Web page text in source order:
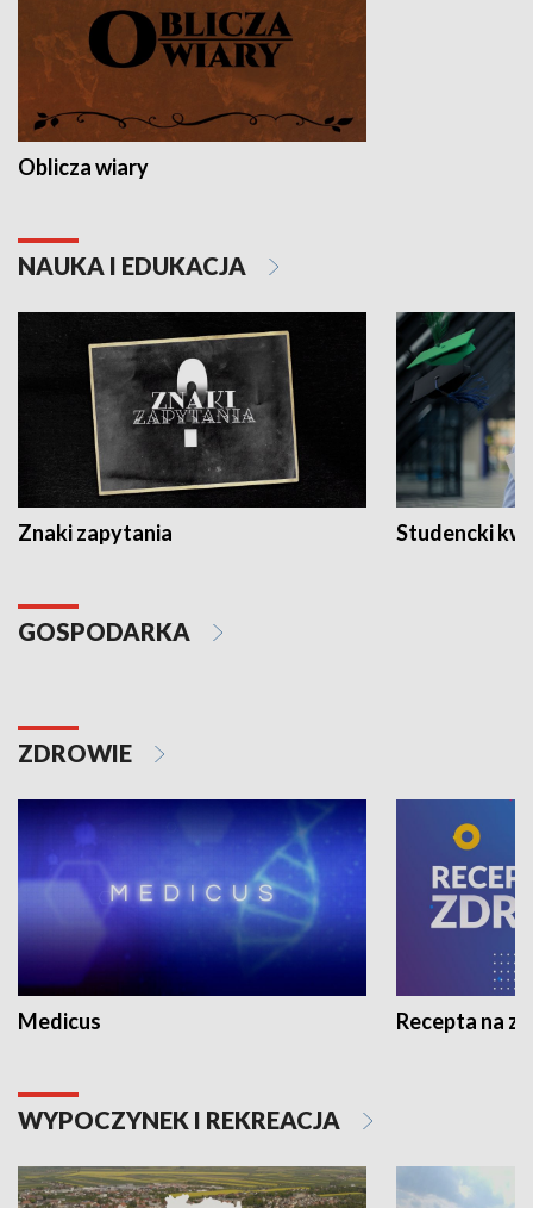
Oblicza wiary
NAUKA I EDUKACJA
Znaki zapytania Studencki
GOSPODARKA
ZDROWIE
Medicus Recepta na
WYPOCZYNEK I REKREACJA